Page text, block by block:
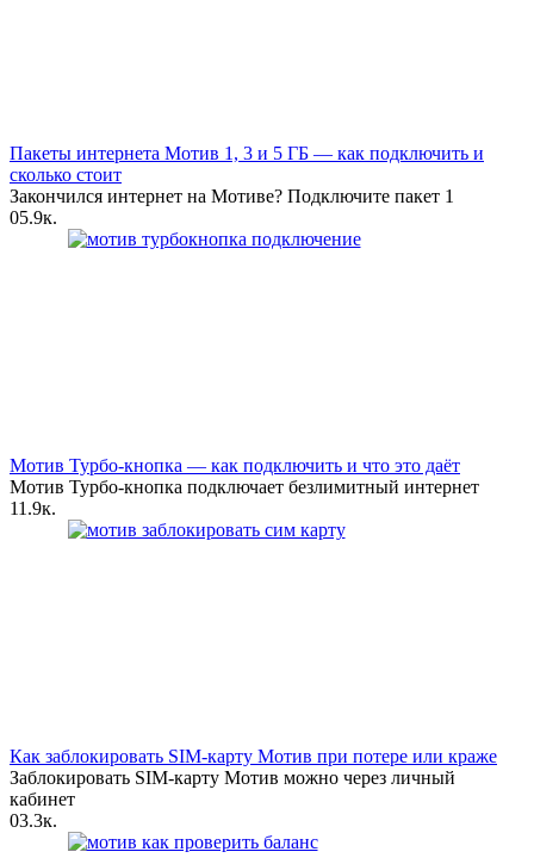
Пакеты интернета Мотив 1, 3 и 5 ГБ — как подключить и
сколько стоит
Закончился интернет на Мотиве? Подключите пакет 1
05.9к.
Мотив Турбо-кнопка — как подключить и что это даёт
Мотив Турбо-кнопка подключает безлимитный интернет
11.9к.
Как заблокировать SIM-карту Мотив при потере или краже
Заблокировать SIM-карту Мотив можно через личный
кабинет
03.3к.